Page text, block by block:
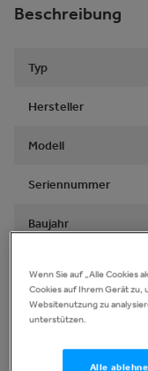
Beschreibung
Typ
Hersteller
Modell
Seriennummer
Baujahr
Elektrik
Wenn Sie auf „Alle Cookies
Cookies auf Ihrem Gerät
Websitenutzung zu
unterstützen.
Alle